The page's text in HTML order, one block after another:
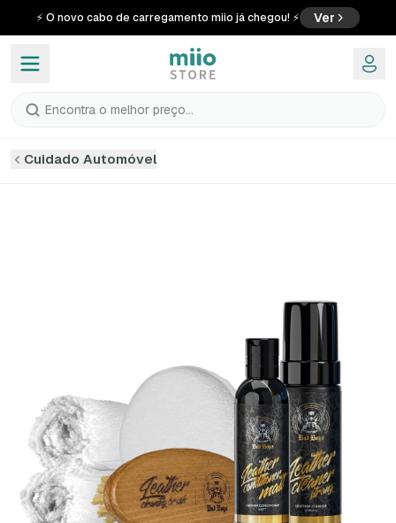
⚡ O novo cabo de carregamento miio já chegou! ⚡ Ver
Encontra o melhor preço...
Cuidado Automóvel